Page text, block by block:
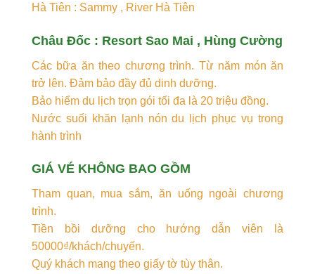
Hà Tiên : Sammy , River Hà Tiên
Châu Đốc : Resort Sao Mai , Hùng Cường
Các bữa ăn theo chương trình. Từ năm món ăn
trở lên. Đảm bảo đầy đủ dinh dưỡng.
Bảo hiểm du lịch trọn gói tối đa là 20 triệu đồng.
Nước suối khăn lạnh nón du lịch phục vụ trong
hành trình
GIÁ VÉ KHÔNG BAO GỒM
Tham quan, mua sắm, ăn uống ngoài chương
trình.
Tiền bồi dưỡng cho hướng dẫn viên là
50000₫/khách/chuyến.
Quý khách mang theo giấy tờ tùy thân.